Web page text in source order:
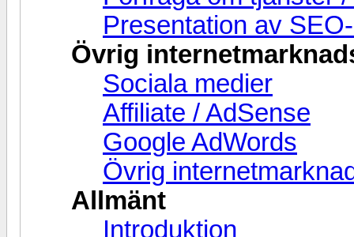
Presentation av
Övrig
Sociala medier
Affiliate / AdSense
Google AdWords
Övrig
Allmänt
Introduktion